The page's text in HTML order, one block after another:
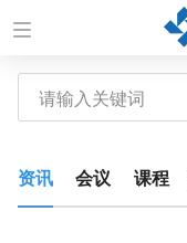
资讯 会议 课程